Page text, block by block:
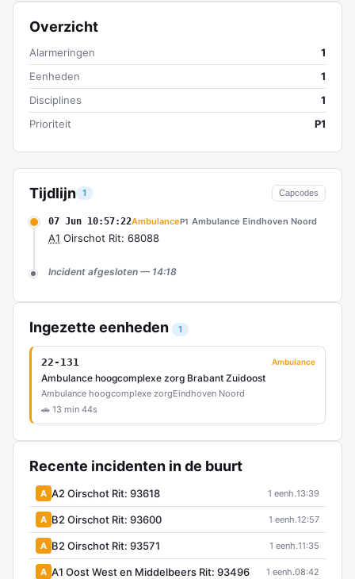
Tijdlijn 1 Capcodes
07 Jun 10:57:22AmbulanceP1 Ambulance Eindhoven Noord
A1 Oirschot Rit: 68088
Incident afgesloten — 14:18
Ingezette eenheden 1
22-131 Ambulance
Ambulance hoogcomplexe zorg Brabant Zuidoost
Ambulance hoogcomplexe zorgEindhoven Noord
🚗 13 min 44s
Recente incidenten in de buurt
A A2 Oirschot Rit: 93618 1 eenh.13:39
A B2 Oirschot Rit: 93600 1 eenh.12:57
A B2 Oirschot Rit: 93571 1 eenh.11:35
A A1 Oost West en Middelbeers Rit: 93496 1 eenh.08:42
Overzicht
Alarmeringen
1
Eenheden
1
Disciplines
1
Prioriteit
P1